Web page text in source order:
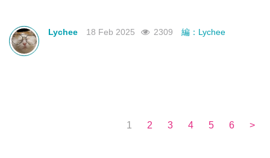
不如來看看有沒有合你心意的曼谷新酒店吧！
Lychee 18 Feb 2025 2309 編：Lychee
1 2 3 4 5 6 >